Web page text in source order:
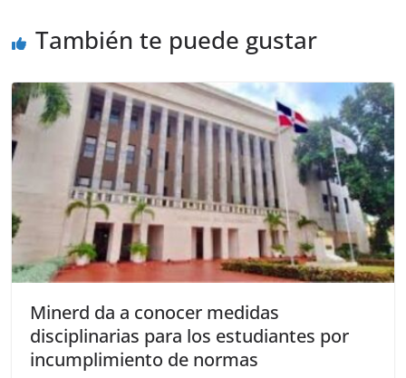
También te puede gustar
Minerd da a conocer medidas
disciplinarias para los estudiantes por
incumplimiento de normas